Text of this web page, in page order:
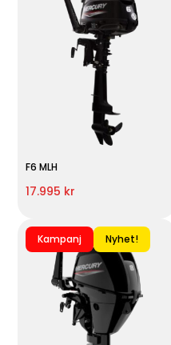
F6 MLH
17.995 kr
Kampanj Nyhet!